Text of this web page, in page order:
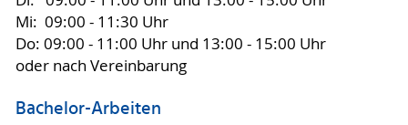
Mi: 09:00 - 11:30 Uhr
Do: 09:00 - 11:00 Uhr und 13:00 - 15:00 Uhr
oder nach Vereinbarung
Bachelor-Arbeiten